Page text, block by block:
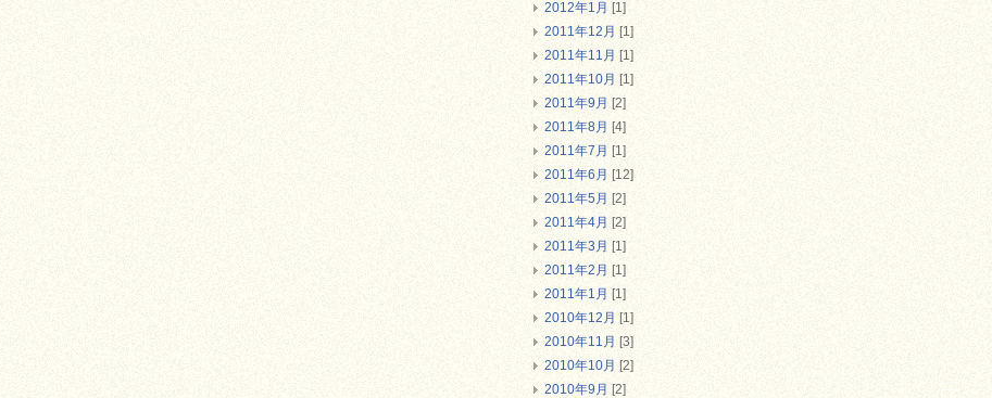
2012年1月 [1]
2011年12月 [1]
2011年11月 [1]
2011年10月 [1]
2011年9月 [2]
2011年8月 [4]
2011年7月 [1]
2011年6月 [12]
2011年5月 [2]
2011年4月 [2]
2011年3月 [1]
2011年2月 [1]
2011年1月 [1]
2010年12月 [1]
2010年11月 [3]
2010年10月 [2]
2010年9月 [2]